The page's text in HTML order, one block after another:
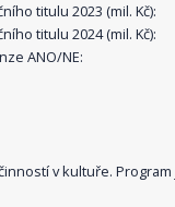
titulu 2023 (mil. Kč):
titulu 2024 (mil. Kč):
ANO/NE:
v kultuře.